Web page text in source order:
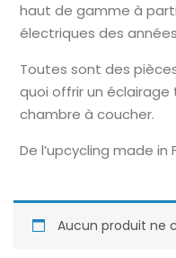
haut de gamme à
électriques des
Toutes sont des
quoi offrir un
chambre à coucher.
De l’upcycling made in
Aucun produit ne